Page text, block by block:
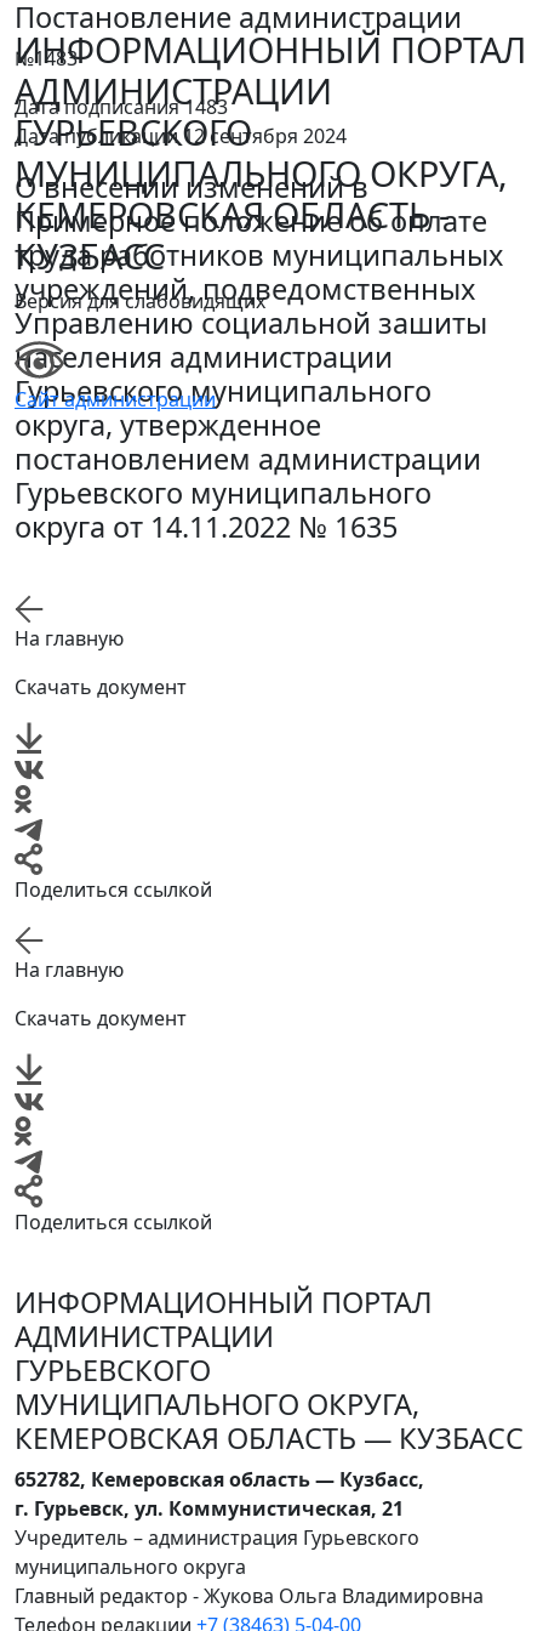
ИНФОРМАЦИОННЫЙ ПОРТАЛ
АДМИНИСТРАЦИИ
ГУРЬЕВСКОГО
МУНИЦИПАЛЬНОГО ОКРУГА,
КЕМЕРОВСКАЯ ОБЛАСТЬ -
КУЗБАСС
Версия для слабовидящих
Сайт администрации
Постановление администрации
№1483
Дата подписания 1483
Дата публикации 12 сентября 2024
О внесении изменений в
Примерное положение об оплате
труда работников муниципальных
учреждений, подведомственных
Управлению социальной зашиты
населения администрации
Гурьевского муниципального
округа, утвержденное
постановлением администрации
Гурьевского муниципального
округа от 14.11.2022 № 1635
На главную
Скачать документ
Поделиться ссылкой
На главную
Скачать документ
Поделиться ссылкой
ИНФОРМАЦИОННЫЙ ПОРТАЛ
АДМИНИСТРАЦИИ
ГУРЬЕВСКОГО
МУНИЦИПАЛЬНОГО ОКРУГА,
КЕМЕРОВСКАЯ ОБЛАСТЬ — КУЗБАСС
652782, Кемеровская область — Кузбасс,
г. Гурьевск, ул. Коммунистическая, 21
Учредитель – администрация Гурьевского
муниципального округа
Главный редактор - Жукова Ольга Владимировна
Телефон редакции +7 (38463) 5-04-00